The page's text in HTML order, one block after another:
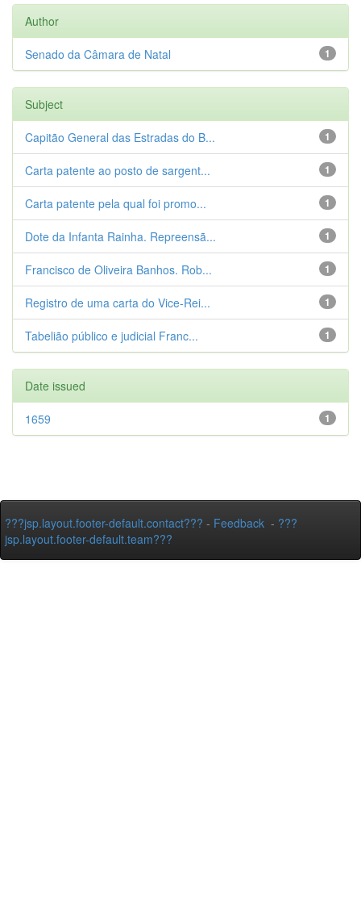
Author
1
Senado da Câmara de Natal
Subject
1
Capitão General das Estradas do B...
1
Carta patente ao posto de sargent...
1
Carta patente pela qual foi promo...
1
Dote da Infanta Rainha. Repreensã...
1
Francisco de Oliveira Banhos. Rob...
1
Registro de uma carta do Vice-Rei...
1
Tabelião público e judicial Franc...
Date issued
1
1659
???jsp.layout.footer-default.contact??? - Feedback - ???
jsp.layout.footer-default.team???